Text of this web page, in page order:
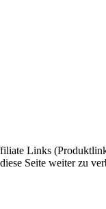
Links
Seite weiter zu